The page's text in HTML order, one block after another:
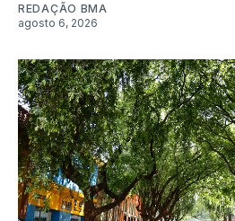
REDAÇÃO BMA
agosto 6, 2026